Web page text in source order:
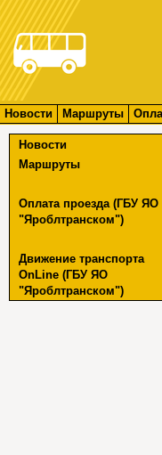
Новости Маршруты
Новости
Маршруты
Оплата проезда (ГБУ ЯО
"Яроблтранском")
Движение транспорта
OnLine (ГБУ ЯО
"Яроблтранском")